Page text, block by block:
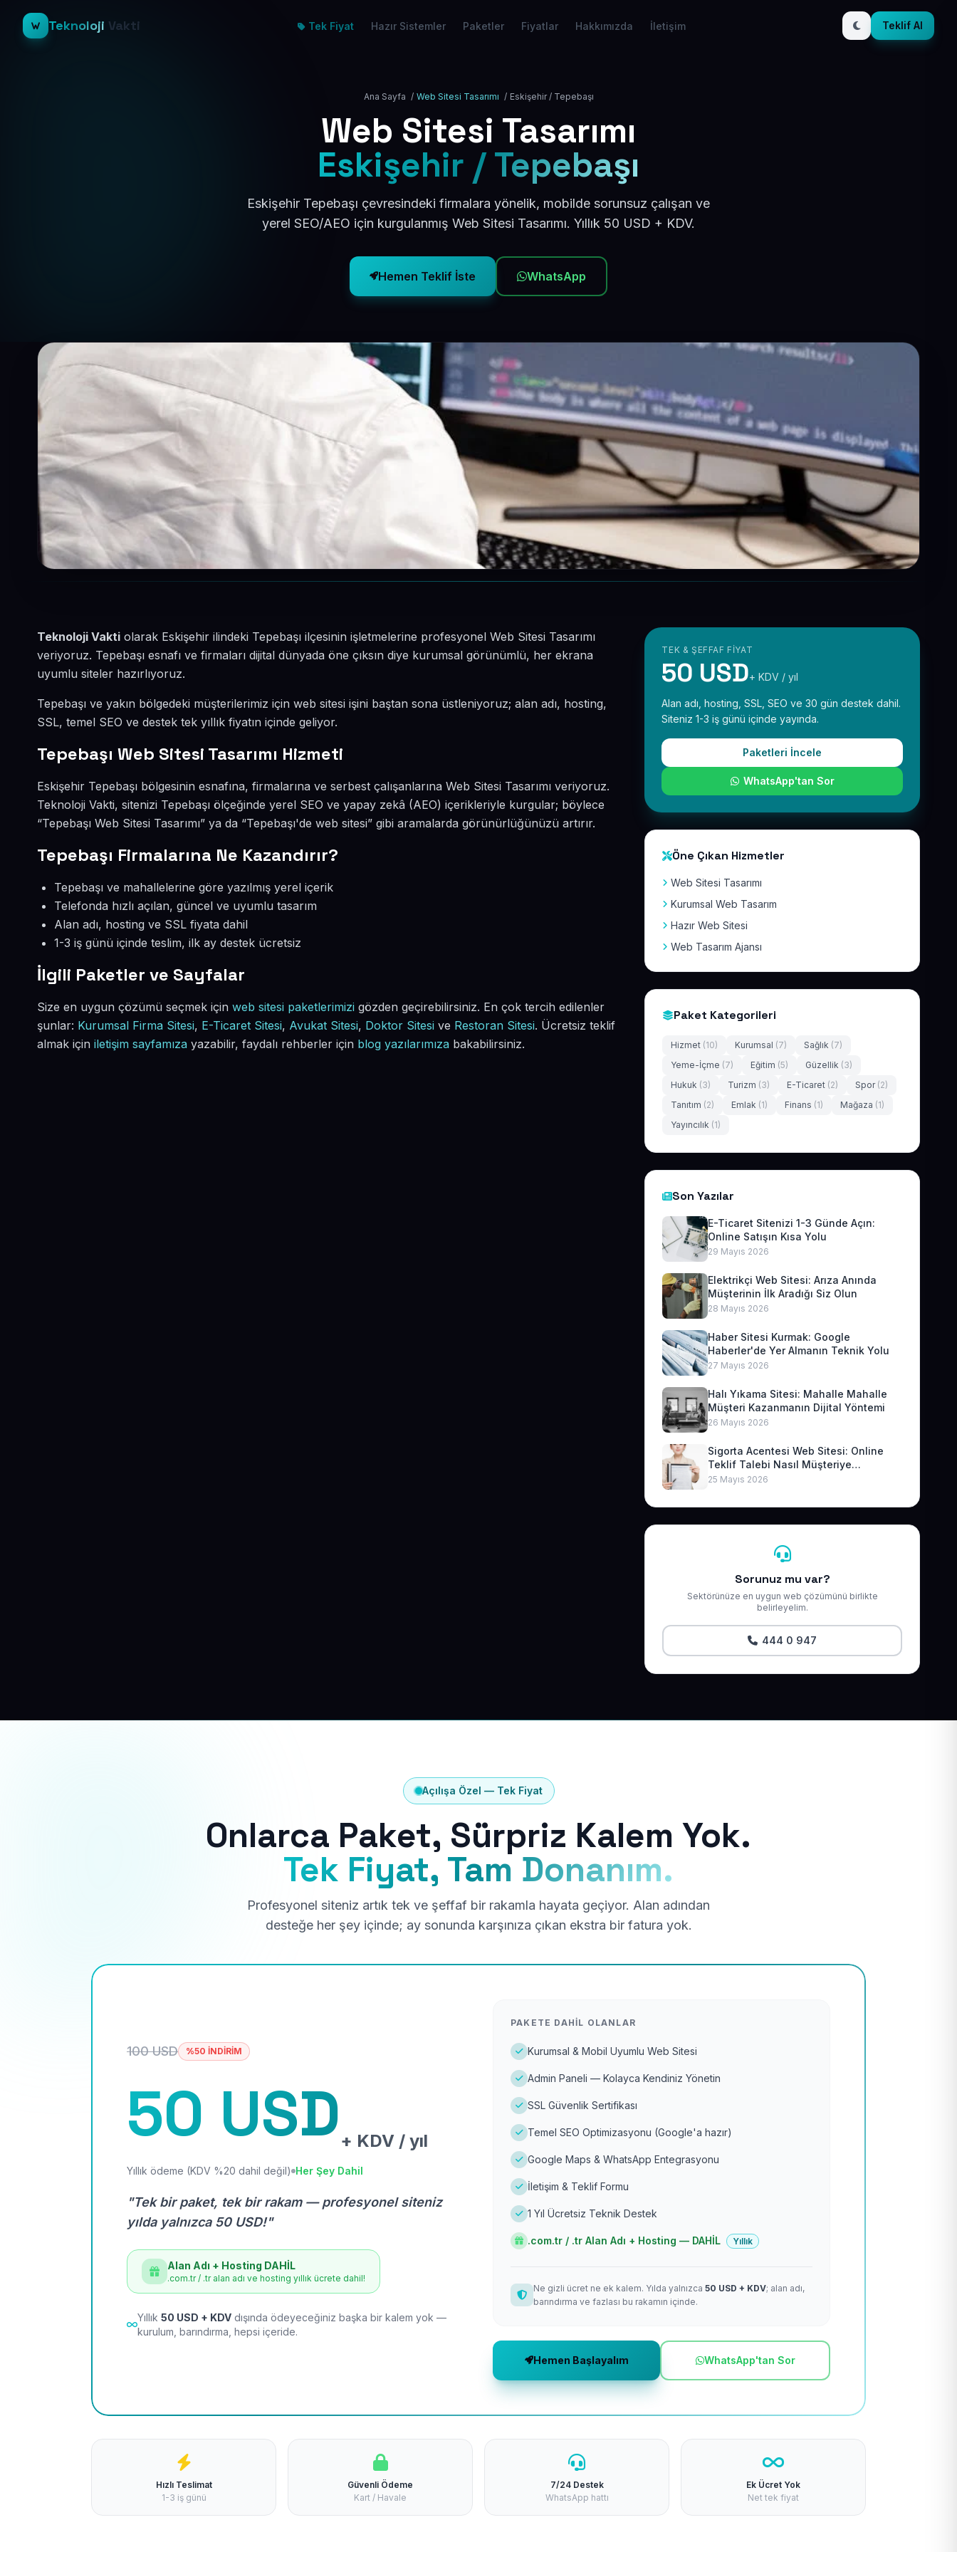
Teknoloji Vakti Tek Fiyat Hazır Sistemler Paketler Fiyatlar Hakkımızda İletişim Teklif Al
Ana Sayfa / Web Sitesi Tasarımı / Eskişehir / Tepebaşı
Web Sitesi Tasarımı
Eskişehir / Tepebaşı
Eskişehir Tepebaşı çevresindeki firmalara yönelik, mobilde sorunsuz çalışan ve
yerel SEO/AEO için kurgulanmış Web Sitesi Tasarımı. Yıllık 50 USD + KDV.
Hemen Teklif İste WhatsApp
Teknoloji Vakti olarak Eskişehir ilindeki Tepebaşı ilçesinin işletmelerine profesyonel Web Sitesi Tasarımı
veriyoruz. Tepebaşı esnafı ve firmaları dijital dünyada öne çıksın diye kurumsal görünümlü, her ekrana
uyumlu siteler hazırlıyoruz.
Tepebaşı ve yakın bölgedeki müşterilerimiz için web sitesi işini baştan sona üstleniyoruz; alan adı, hosting,
SSL, temel SEO ve destek tek yıllık fiyatın içinde geliyor.
Tepebaşı Web Sitesi Tasarımı Hizmeti
Eskişehir Tepebaşı bölgesinin esnafına, firmalarına ve serbest çalışanlarına Web Sitesi Tasarımı veriyoruz.
Teknoloji Vakti, sitenizi Tepebaşı ölçeğinde yerel SEO ve yapay zekâ (AEO) içerikleriyle kurgular; böylece
“Tepebaşı Web Sitesi Tasarımı” ya da “Tepebaşı'de web sitesi” gibi aramalarda görünürlüğünüzü artırır.
Tepebaşı Firmalarına Ne Kazandırır?
Tepebaşı ve mahallelerine göre yazılmış yerel içerik
Telefonda hızlı açılan, güncel ve uyumlu tasarım
Alan adı, hosting ve SSL fiyata dahil
1-3 iş günü içinde teslim, ilk ay destek ücretsiz
İlgili Paketler ve Sayfalar
Size en uygun çözümü seçmek için web sitesi paketlerimizi gözden geçirebilirsiniz. En çok tercih edilenler
şunlar: Kurumsal Firma Sitesi, E-Ticaret Sitesi, Avukat Sitesi, Doktor Sitesi ve Restoran Sitesi. Ücretsiz teklif
almak için iletişim sayfamıza yazabilir, faydalı rehberler için blog yazılarımıza bakabilirsiniz.
TEK & ŞEFFAF FIYAT
50 USD+ KDV / yıl
Alan adı, hosting, SSL, SEO ve 30 gün destek dahil.
Siteniz 1-3 iş günü içinde yayında.
Paketleri İncele
WhatsApp'tan Sor
Öne Çıkan Hizmetler
Web Sitesi Tasarımı
Kurumsal Web Tasarım
Hazır Web Sitesi
Web Tasarım Ajansı
Paket Kategorileri
Hizmet (10) Kurumsal (7) Sağlık (7)
Yeme-İçme (7) Eğitim (5) Güzellik (3)
Hukuk (3) Turizm (3) E-Ticaret (2) Spor (2)
Tanıtım (2) Emlak (1) Finans (1) Mağaza (1)
Yayıncılık (1)
Son Yazılar
E-Ticaret Sitenizi 1-3 Günde Açın:
Online Satışın Kısa Yolu
29 Mayıs 2026
Elektrikçi Web Sitesi: Arıza Anında
Müşterinin İlk Aradığı Siz Olun
28 Mayıs 2026
Haber Sitesi Kurmak: Google
Haberler'de Yer Almanın Teknik Yolu
27 Mayıs 2026
Halı Yıkama Sitesi: Mahalle Mahalle
Müşteri Kazanmanın Dijital Yöntemi
26 Mayıs 2026
Sigorta Acentesi Web Sitesi: Online
Teklif Talebi Nasıl Müşteriye
Dönüşür?
25 Mayıs 2026
Sorunuz mu var?
Sektörünüze en uygun web çözümünü birlikte
belirleyelim.
444 0 947
Açılışa Özel — Tek Fiyat
Onlarca Paket, Sürpriz Kalem Yok.
Tek Fiyat, Tam Donanım.
Profesyonel siteniz artık tek ve şeffaf bir rakamla hayata geçiyor. Alan adından
desteğe her şey içinde; ay sonunda karşınıza çıkan ekstra bir fatura yok.
100 USD %50 İNDİRİM
50 USD+ KDV / yıl
Yıllık ödeme (KDV %20 dahil değil) Her Şey Dahil
"Tek bir paket, tek bir rakam — profesyonel siteniz
yılda yalnızca 50 USD!"
Alan Adı + Hosting DAHİL
.com.tr / .tr alan adı ve hosting yıllık ücrete dahil!
Yıllık 50 USD + KDV dışında ödeyeceğiniz başka bir kalem yok —
kurulum, barındırma, hepsi içeride.
PAKETE DAHIL OLANLAR
Kurumsal & Mobil Uyumlu Web Sitesi
Admin Paneli — Kolayca Kendiniz Yönetin
SSL Güvenlik Sertifikası
Temel SEO Optimizasyonu (Google'a hazır)
Google Maps & WhatsApp Entegrasyonu
İletişim & Teklif Formu
1 Yıl Ücretsiz Teknik Destek
.com.tr / .tr Alan Adı + Hosting — DAHİL Yıllık
Ne gizli ücret ne ek kalem. Yılda yalnızca 50 USD + KDV; alan adı,
barındırma ve fazlası bu rakamın içinde.
Hemen Başlayalım WhatsApp'tan Sor
Hızlı Teslimat
1-3 iş günü
Güvenli Ödeme
Kart / Havale
7/24 Destek
WhatsApp hattı
Ek Ücret Yok
Net tek fiyat